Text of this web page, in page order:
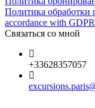
Политика обработки
accordance with GDPR
Связаться со мной
+33628357057